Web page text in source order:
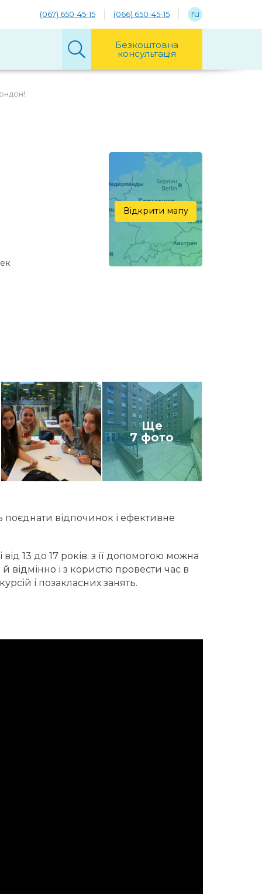
(067) 650-45-15 (066) 650-45-15 ru
Безкоштовна
консультація
Відкрити мапу
Ще
7 фото
відпочинок і ефективне
13 до 17 років. з її допомогою можна
відмінно і з користю провести час в
і позакласних занять.